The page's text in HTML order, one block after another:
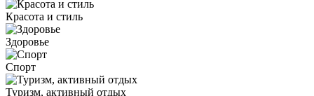
Красота и стиль
Здоровье
Спорт
Туризм, активный отдых